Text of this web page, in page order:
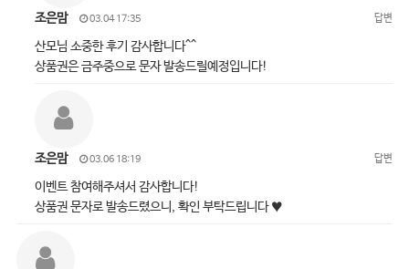
조은맘 03.04 17:35 답변
산모님 소중한 후기 감사합니다^^
상품권은 금주중으로 문자 발송드릴예정입니다!
조은맘 03.06 18:19 답변
이벤트 참여해주셔서 감사합니다!
상품권 문자로 발송드렸으니, 확인 부탁드립니다 ♥